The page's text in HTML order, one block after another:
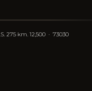
275 km. 12,500 · 73030